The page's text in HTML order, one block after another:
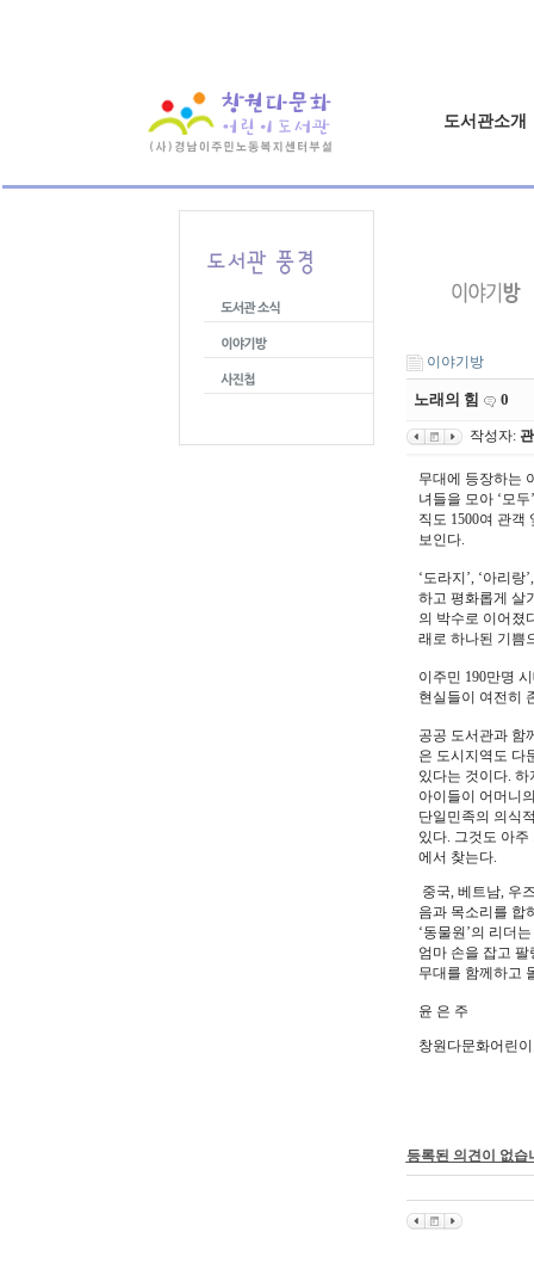
도서관소개
이야기방
노래의 힘 0
작성자:
무대에 등장하는
녀들을 모아 ‘모
직도 1500여 관객
보인다.
‘도라지’, ‘아리
하고 평화롭게 살
의 박수로 이어졌
래로 하나된 기쁨
이주민 190만명
현실들이 여전히
공공 도서관과 함
은 도시지역도 다
있다는 것이다.
아이들이 어머니
단일민족의 의식
있다. 그것도 아
에서 찾는다.
중국, 베트남, 우
음과 목소리를 합
‘동물원’의 리더
엄마 손을 잡고
무대를 함께하고
윤 은 주
창원다문화어린
등록된 의견이 없습